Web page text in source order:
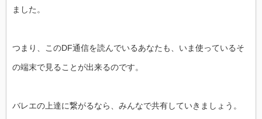
ました。
つまり、このDF通信を読んでいるあなたも、いま使っているそ
の端末で見ることが出来るのです。
バレエの上達に繋がるなら、みんなで共有していきましょう。